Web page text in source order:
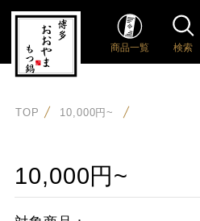
商品一覧 検索
TOP 10,000円~
10,000円~